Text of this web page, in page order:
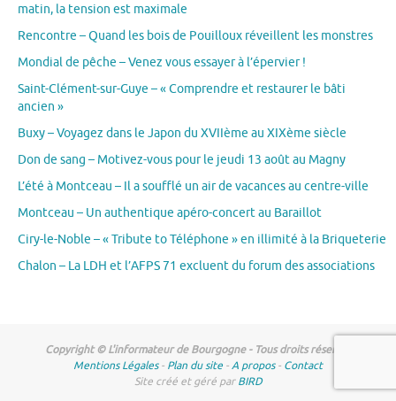
matin, la tension est maximale
Rencontre – Quand les bois de Pouilloux réveillent les monstres
Mondial de pêche – Venez vous essayer à l’épervier !
Saint-Clément-sur-Guye – « Comprendre et restaurer le bâti
ancien »
Buxy – Voyagez dans le Japon du XVIIème au XIXème siècle
Don de sang – Motivez-vous pour le jeudi 13 août au Magny
L’été à Montceau – Il a soufflé un air de vacances au centre-ville
Montceau – Un authentique apéro-concert au Baraillot
Ciry-le-Noble – « Tribute to Téléphone » en illimité à la Briqueterie
Chalon – La LDH et l’AFPS 71 excluent du forum des associations
Copyright © L'informateur de Bourgogne - Tous droits réservés
Mentions Légales- Plan du site -A propos- Contact
Site créé et géré parBIRD